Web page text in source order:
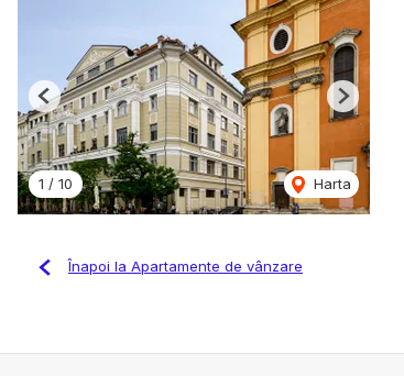
1 / 10 Harta
Previous Next
Înapoi la Apartamente de vânzare